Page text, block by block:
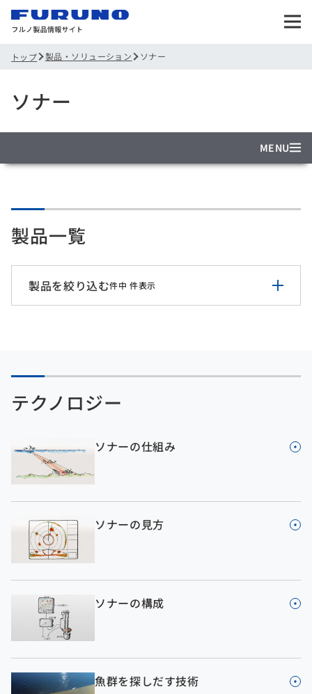
トップ 製品・ソリューション ソナー
ソナー
MENU
製品一覧
製品を絞り込む件中 件表示
テクノロジー
ソナーの仕組み
ソナーの見方
ソナーの構成
魚群を探しだす技術